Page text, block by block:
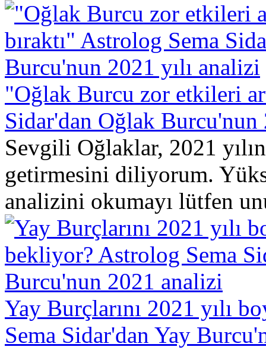
"Oğlak Burcu zor etkileri
Sidar'dan Oğlak Burcu'nun
Sevgili Oğlaklar, 2021
getirmesini diliyorum.
analizini okumayı lütfen
Yay Burçlarını 2021 yılı
Sema Sidar'dan Yay